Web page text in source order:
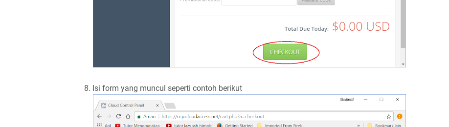
8. Isi form yang muncul seperti contoh berikut